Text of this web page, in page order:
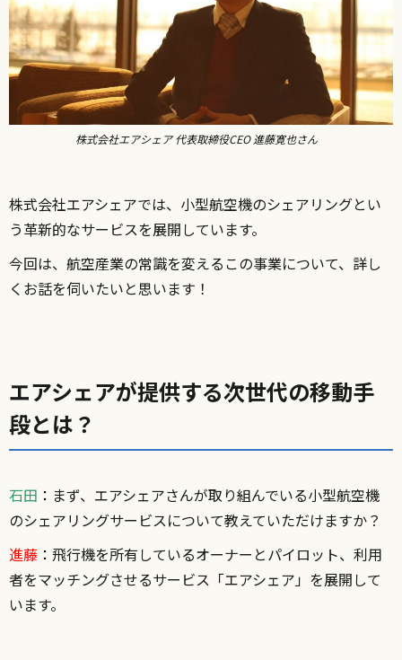
株式会社エアシェア 代表取締役CEO 進藤寛也さん
株式会社エアシェアでは、小型航空機のシェアリングとい
う革新的なサービスを展開しています。
今回は、航空産業の常識を変えるこの事業について、詳し
くお話を伺いたいと思います！
エアシェアが提供する次世代の移動手
段とは？
石田 ： まず、エアシェアさんが取り組んでいる小型航空機
のシェアリングサービスについて教えていただけますか？
進藤 ： 飛行機を所有しているオーナーとパイロット、利用
者をマッチングさせるサービス「エアシェア」を展開して
います。